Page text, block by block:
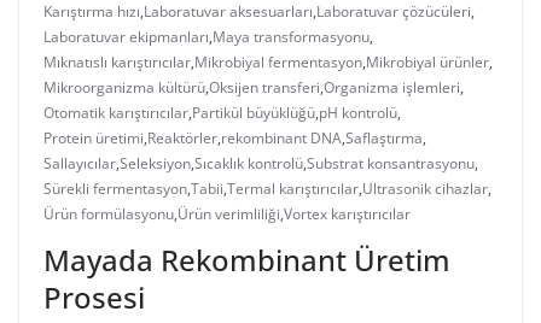
Karıştırma hızı,Laboratuvar aksesuarları,Laboratuvar çözücüleri,
Laboratuvar ekipmanları,Maya transformasyonu,
Mıknatıslı karıştırıcılar,Mikrobiyal fermentasyon,Mikrobiyal ürünler,
Mikroorganizma kültürü,Oksijen transferi,Organizma işlemleri,
Otomatik karıştırıcılar,Partikül büyüklüğü,pH kontrolü,
Protein üretimi,Reaktörler,rekombinant DNA,Saflaştırma,
Sallayıcılar,Seleksiyon,Sıcaklık kontrolü,Substrat konsantrasyonu,
Sürekli fermentasyon,Tabii,Termal karıştırıcılar,Ultrasonik cihazlar,
Ürün formülasyonu,Ürün verimliliği,Vortex karıştırıcılar
Mayada Rekombinant Üretim
Prosesi